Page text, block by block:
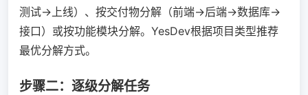
测试→上线）、按交付物分解（前端→后端→数据库→
接口）或按功能模块分解。YesDev根据项目类型推荐
最优分解方式。
步骤二：逐级分解任务